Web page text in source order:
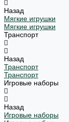
Назад
Мягкие игрушки
Мягкие игрушки
Транспорт
Назад
Транспорт
Транспорт
Игровые наборы
Назад
Игровые наборы